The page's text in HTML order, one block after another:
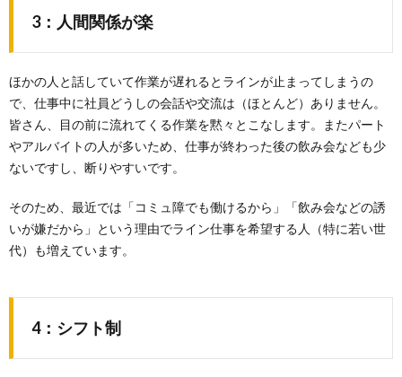
3：人間関係が楽
ほかの人と話していて作業が遅れるとラインが止まってしまうの
で、仕事中に社員どうしの会話や交流は（ほとんど）ありません。
皆さん、目の前に流れてくる作業を黙々とこなします。またパート
やアルバイトの人が多いため、仕事が終わった後の飲み会なども少
ないですし、断りやすいです。
そのため、最近では「コミュ障でも働けるから」「飲み会などの誘
いが嫌だから」という理由でライン仕事を希望する人（特に若い世
代）も増えています。
4：シフト制